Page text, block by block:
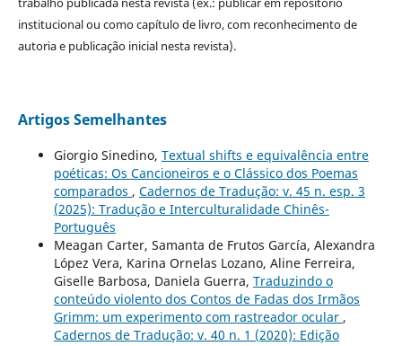
institucional ou como capítulo de livro, com reconhecimento de
autoria e publicação inicial nesta revista).
Artigos Semelhantes
Giorgio Sinedino, Textual shifts e equivalência entre
poéticas: Os Cancioneiros e o Clássico dos Poemas
comparados , Cadernos de Tradução: v. 45 n. esp. 3
(2025): Tradução e Interculturalidade Chinês-
Português
Meagan Carter, Samanta de Frutos García, Alexandra
López Vera, Karina Ornelas Lozano, Aline Ferreira,
Giselle Barbosa, Daniela Guerra, Traduzindo o
conteúdo violento dos Contos de Fadas dos Irmãos
Grimm: um experimento com rastreador ocular ,
Cadernos de Tradução: v. 40 n. 1 (2020): Edição